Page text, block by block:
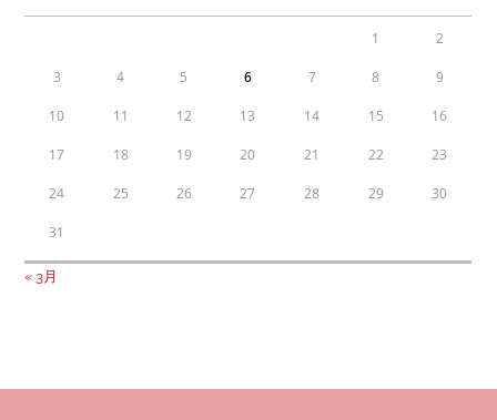
1 2
3 4 5 6 7 8 9
10 11 12 13 14 15 16
17 18 19 20 21 22 23
24 25 26 27 28 29 30
31
« 3月